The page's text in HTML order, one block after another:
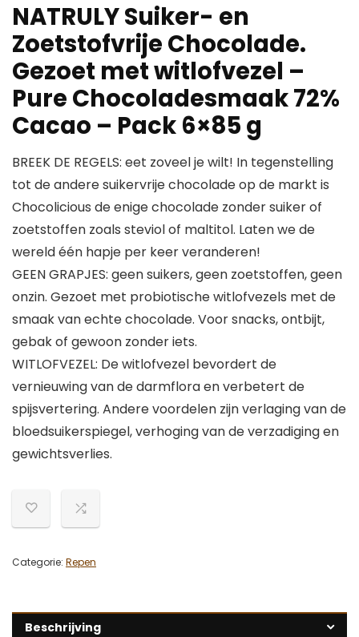
NATRULY Suiker- en
Zoetstofvrije Chocolade.
Gezoet met witlofvezel –
Pure Chocoladesmaak 72%
Cacao – Pack 6×85 g
BREEK DE REGELS: eet zoveel je wilt! In tegenstelling
tot de andere suikervrije chocolade op de markt is
Chocolicious de enige chocolade zonder suiker of
zoetstoffen zoals steviol of maltitol. Laten we de
wereld één hapje per keer veranderen!
GEEN GRAPJES: geen suikers, geen zoetstoffen, geen
onzin. Gezoet met probiotische witlofvezels met de
smaak van echte chocolade. Voor snacks, ontbijt,
gebak of gewoon zonder iets.
WITLOFVEZEL: De witlofvezel bevordert de
vernieuwing van de darmflora en verbetert de
spijsvertering. Andere voordelen zijn verlaging van de
bloedsuikerspiegel, verhoging van de verzadiging en
gewichtsverlies.
Categorie: Repen
Beschrijving